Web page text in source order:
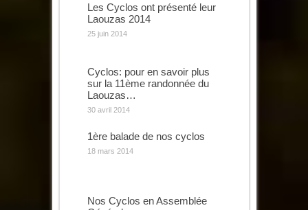
Les Cyclos ont présenté leur
Laouzas 2014
25 juin 2014
Cyclos: pour en savoir plus
sur la 11ème randonnée du
Laouzas…
30 avril 2014
1ère balade de nos cyclos
18 mars 2014
Nos Cyclos en Assemblée